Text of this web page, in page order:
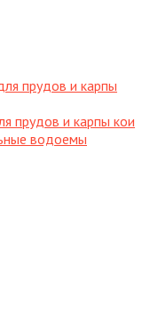
прудов и карпы
прудов и карпы кои
водоемы